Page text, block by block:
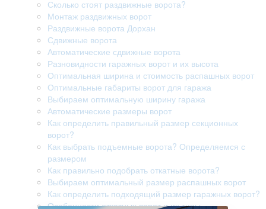
Сколько стоят раздвижные ворота?
Монтаж раздвижных ворот
Раздвижные ворота Дорхан
Сдвижные ворота
Автоматические сдвижные ворота
Разновидности гаражных ворот и их высота
Оптимальная ширина и стоимость распашных ворот
Оптимальные габариты ворот для гаража
Выбираем оптимальную ширину гаража
Автоматические размеры ворот
Как определить правильный размер секционных
ворот?
Как выбрать подъемные ворота? Определяемся с
размером
Как правильно подобрать откатные ворота?
Выбираем оптимальный размер распашных ворот
Как определить подходящий размер гаражных ворот?
Особенности откатных ворот и их типы